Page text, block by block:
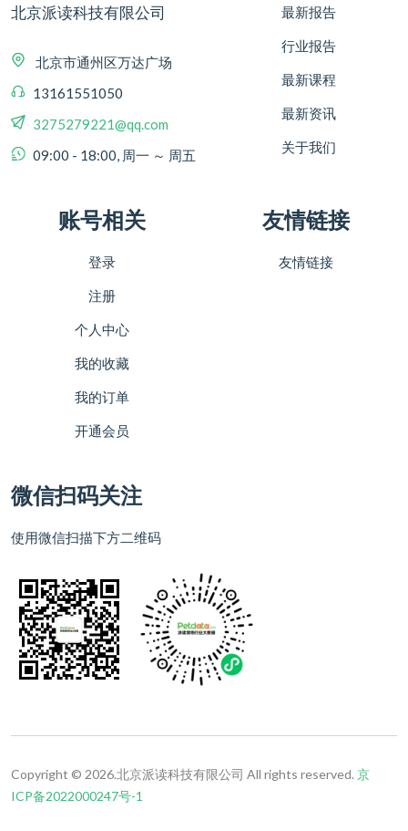
北京派读科技有限公司
北京市通州区万达广场
13161551050
3275279221@qq.com
09:00 - 18:00, 周一 ～ 周五
最新报告
行业报告
最新课程
最新资讯
关于我们
账号相关
登录
注册
个人中心
我的收藏
我的订单
开通会员
友情链接
友情链接
微信扫码关注
使用微信扫描下方二维码
Copyright © 2026.北京派读科技有限公司 All rights reserved. 京
ICP备2022000247号-1